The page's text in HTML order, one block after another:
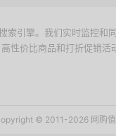
引擎。我们实时监控和
性价比商品和打折促销
© 2011-2026 网购